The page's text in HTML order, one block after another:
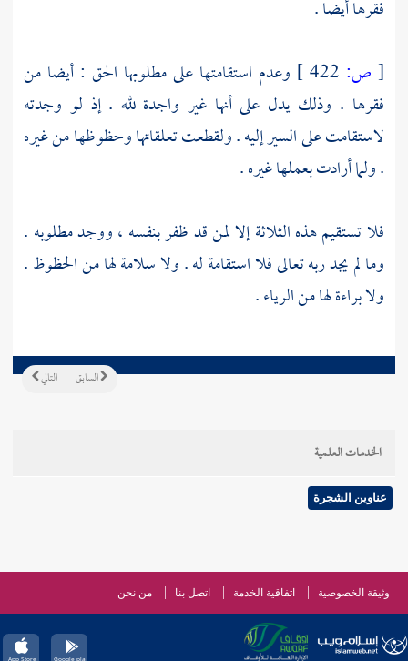
فقرها أيضا .
[ ص:
وعدم استقامتها على مطلوبها الحق : أيضا من
فقرها . وذلك يدل على أنها غير واجدة لله . إذ لو وجدته
لاستقامت على السير إليه . ولقطعت تعلقاتها وحظوظها من غيره
. ولما أرادت بعملها غيره .
فلا تستقيم هذه الثلاثة إلا لمن قد ظفر بنفسه ، ووجد مطلوبه .
وما لم يجد ربه تعالى فلا استقامة له . ولا سلامة لها من الحظوظ .
ولا براءة لها من الرياء .
التالي السابق
الخدمات العلمية
عناوين الشجرة
وثيقة الخصوصية اتفاقية الخدمة اتصل بنا من نحن